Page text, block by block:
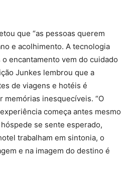
que “as pessoas querem
e acolhimento. A tecnologia
encantamento vem do cuidado
Junkes lembrou que a
de viagens e hotéis é
memórias inesquecíveis. “O
começa antes mesmo
se sente esperado,
trabalham em sintonia, o
e na imagem do destino é